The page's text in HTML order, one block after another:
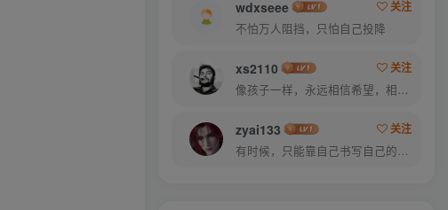
wdxseee
关注
不怕万人阻挡，只怕自己投降
xs2110
关注
像孩子一样，永远相信希望，相信梦想
zyai133
关注
有时候，只能靠自己书写自己的美好结局